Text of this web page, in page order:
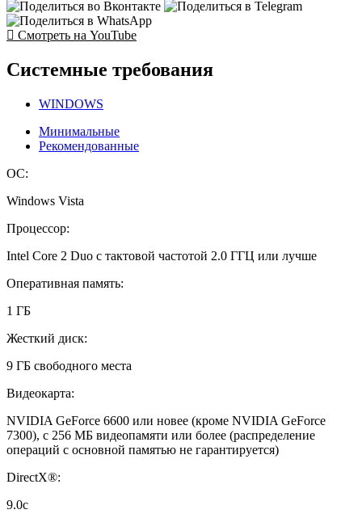
Смотреть на YouTube
Системные требования
WINDOWS
Минимальные
Рекомендованные
ОС:
Windows Vista
Процессор:
Intel Core 2 Duo с тактовой частотой 2.0 ГГЦ или лучше
Оперативная память:
1 ГБ
Жесткий диск:
9 ГБ свободного места
Видеокарта:
NVIDIA GeForce 6600 или новее (кроме NVIDIA GeForce
7300), с 256 МБ видеопамяти или более (распределение
операций с основной памятью не гарантируется)
DirectX®:
9.0c